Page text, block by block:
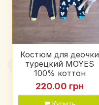
Костюм для деочки
турецкий MOYES
100% коттон
220.00 грн